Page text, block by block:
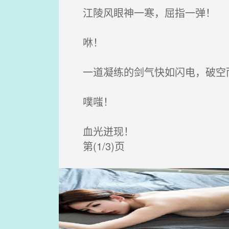
江陵风眼神一寒，屈指一弹！
咻！
一道凝练的剑气快如闪电，破空
噗嗤！
血光迸现！
第(1/3)页